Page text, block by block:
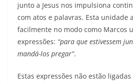
junto a Jesus nos impulsiona
com atos e palavras. Esta unidade
facilmente no modo como Marcos
expressões: “para que estivessem
mandá-los pregar”.
Estas expressões não estão ligadas